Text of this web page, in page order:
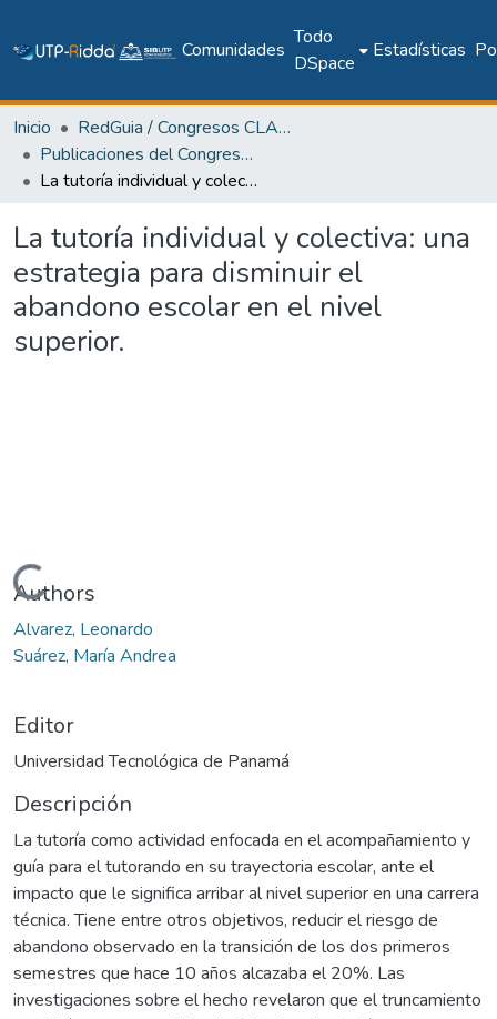
Comunidades
Todo
DSpace
Estadísticas
Inicio
RedGuia / Congresos CLABES
Publicaciones del Congreso Internacional CLABES
La tutoría individual y colectiva: una estrategia para disminuir el abandono escolar en el nivel superior.
La tutoría individual y colectiva: una
estrategia para disminuir el
abandono escolar en el nivel
superior.
Cargando...
Authors
Alvarez, Leonardo
Suárez, María Andrea
Editor
Universidad Tecnológica de Panamá
Descripción
La tutoría como actividad enfocada en el acompañamiento y
guía para el tutorando en su trayectoria escolar, ante el
impacto que le significa arribar al nivel superior en una carrera
técnica. Tiene entre otros objetivos, reducir el riesgo de
abandono observado en la transición de los dos primeros
semestres que hace 10 años alcazaba el 20%. Las
investigaciones sobre el hecho revelaron que el truncamiento